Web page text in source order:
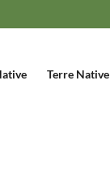
Terre Native